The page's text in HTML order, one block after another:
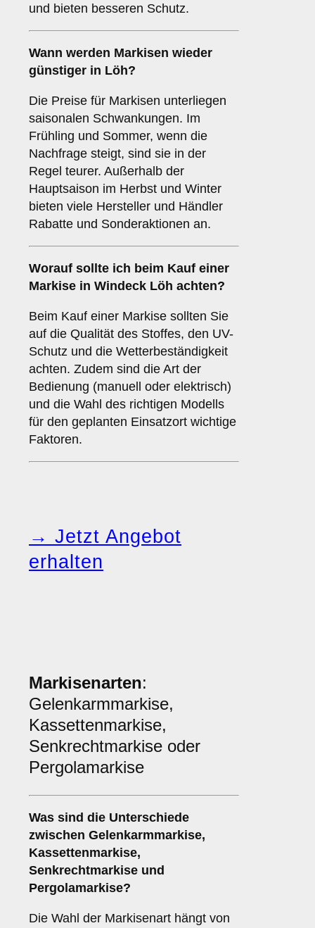
und bieten besseren Schutz.
Wann werden Markisen wieder
günstiger in Löh?
Die Preise für Markisen unterliegen
saisonalen Schwankungen. Im
Frühling und Sommer, wenn die
Nachfrage steigt, sind sie in der
Regel teurer. Außerhalb der
Hauptsaison im Herbst und Winter
bieten viele Hersteller und Händler
Rabatte und Sonderaktionen an.
Worauf sollte ich beim Kauf einer
Markise in Windeck Löh achten?
Beim Kauf einer Markise sollten Sie
auf die Qualität des Stoffes, den UV-
Schutz und die Wetterbeständigkeit
achten. Zudem sind die Art der
Bedienung (manuell oder elektrisch)
und die Wahl des richtigen Modells
für den geplanten Einsatzort wichtige
Faktoren.
→ Jetzt Angebot
erhalten
Markisenarten:
Gelenkarmmarkise,
Kassettenmarkise,
Senkrechtmarkise oder
Pergolamarkise
Was sind die Unterschiede
zwischen Gelenkarmmarkise,
Kassettenmarkise,
Senkrechtmarkise und
Pergolamarkise?
Die Wahl der Markisenart hängt von